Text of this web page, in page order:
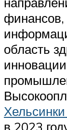
финансов,
область
в 2023